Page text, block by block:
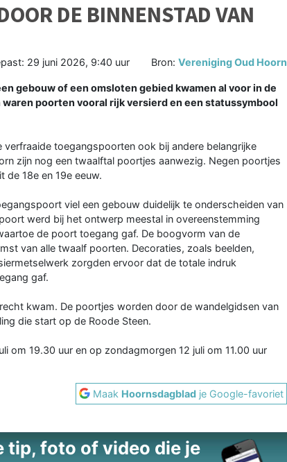
DE BINNENSTAD VAN
29 juni 2026, 9:40 uur Bron:Vereniging Oud Hoorn
gebouw of een omsloten gebied kwamen al voor in de
poorten vooral rijk versierd en een statussymbool
toegangspoorten ook bij andere belangrijke
zijn nog een twaalftal poortjes aanwezig. Negen poortjes
de 18e en 19e eeuw.
viel een gebouw duidelijk te onderscheiden van
werd bij het ontwerp meestal in overeenstemming
de poort toegang gaf. De boogvorm van de
van alle twaalf poorten. Decoraties, zoals beelden,
zorgden ervoor dat de totale indruk
gaf.
kwam. De poortjes worden door de wandelgidsen van
die start op de Roode Steen.
om 19.30 uur en op zondagmorgen 12 juli om 11.00 uur
Maak Hoornsdagblad je Google-favoriet
tip, foto of video die je